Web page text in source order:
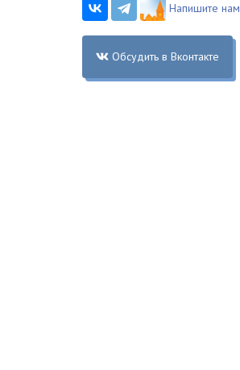
Напишите нам
Обсудить в Вконтакте